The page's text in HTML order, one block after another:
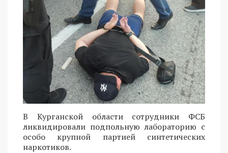
В Курганской области сотрудники ФСБ
ликвидировали подпольную лабораторию с
особо крупной партией синтетических
наркотиков.